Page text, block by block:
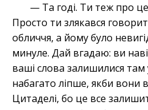
— Та годі. Ти теж про
Просто ти злякався
обличчя, а йому було
минуле. Дай вгадаю: ви
ваші слова залишилися там
набагато ліпше, якби вони
Цитаделі, бо це все